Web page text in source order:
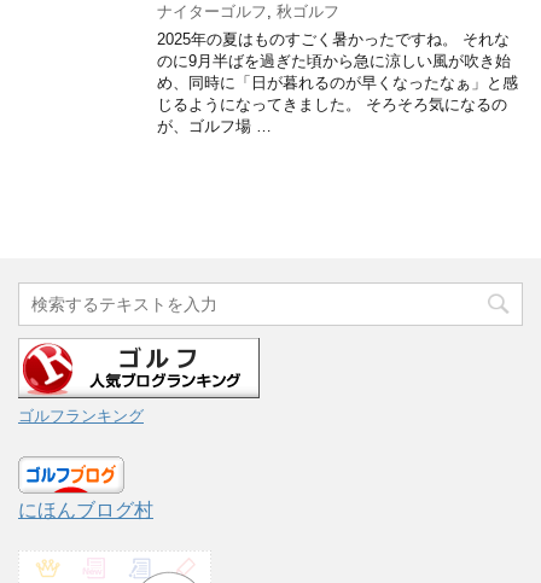
ナイターゴルフ 秋ゴルフ
2025年の夏はものすごく暑かったですね。 それな
のに9月半ばを過ぎた頃から急に涼しい風が吹き始
め、同時に「日が暮れるのが早くなったなぁ」と感
じるようになってきました。 そろそろ気になるの
が、ゴルフ場 …
ゴルフランキング
にほんブログ村